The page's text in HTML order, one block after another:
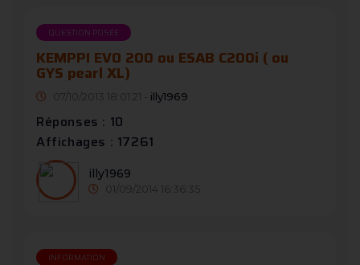
QUESTION POSÉE
KEMPPI EVO 200 ou ESAB C200i ( ou
GYS pearl XL)
07/10/2013 18:01:21 - illy1969
Réponses : 10
Affichages : 17261
illy1969
01/09/2014 16:36:35
INFORMATION